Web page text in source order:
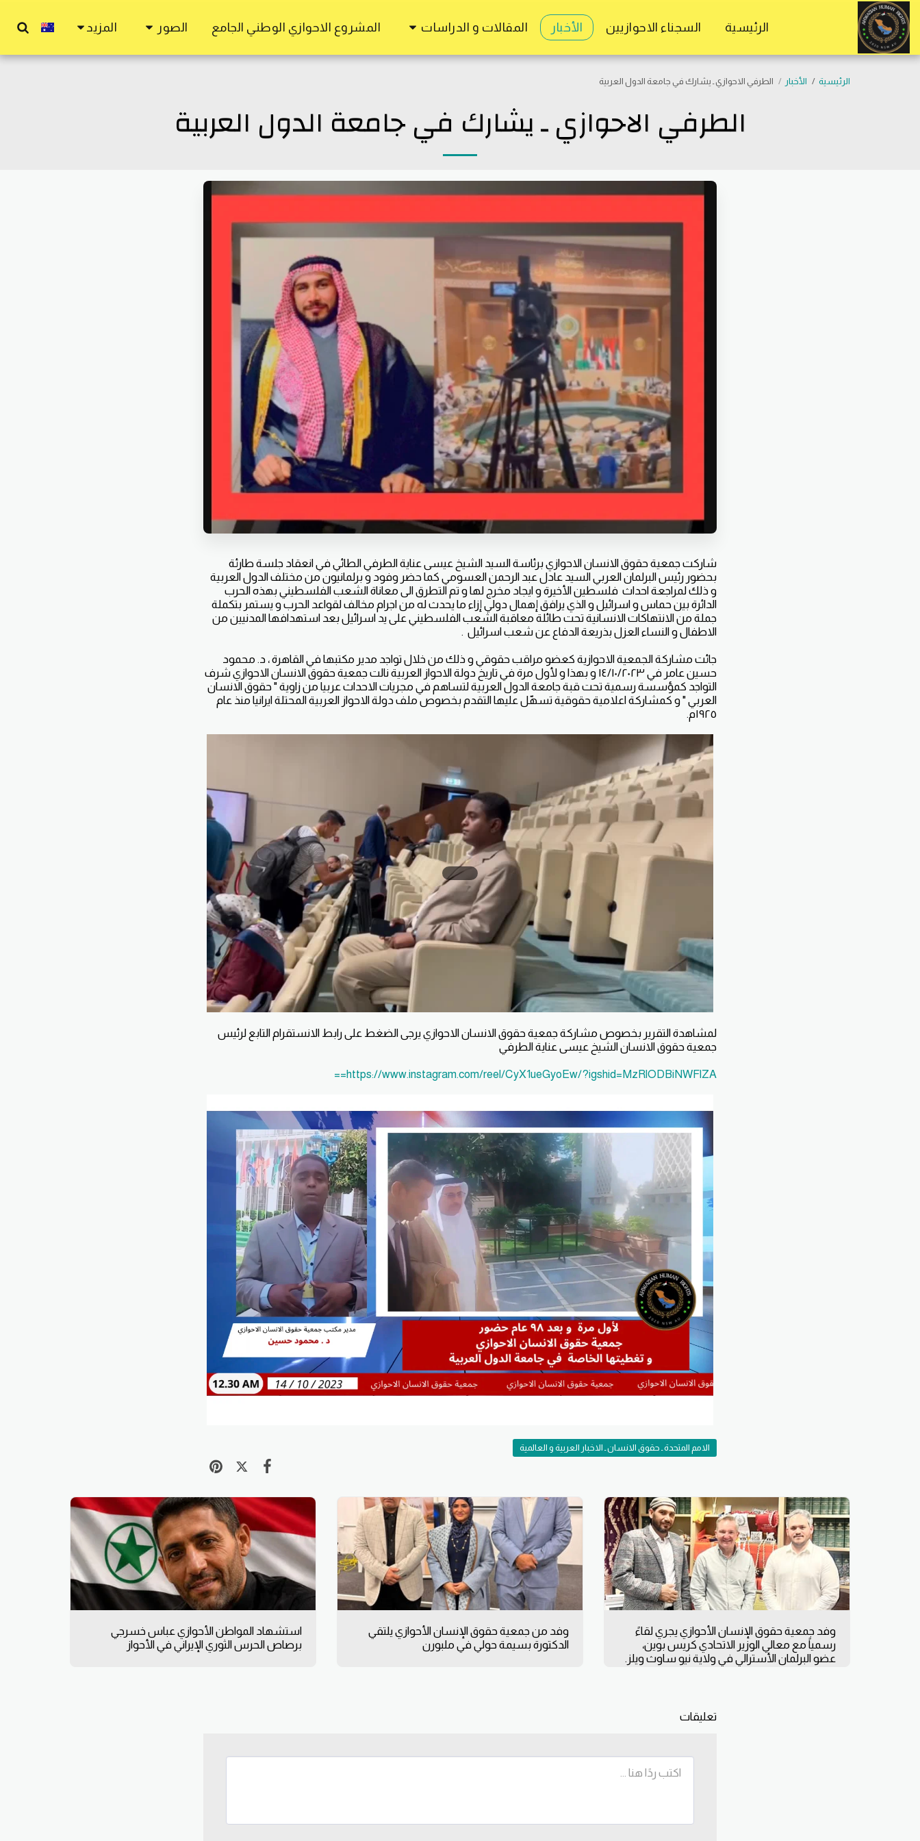
موقع المستقلين الاحوازيين
الرئيسية السجناء الاحوازيين الأخبار المقالات و الدراسات المشروع الاحوازي الوطني الجامع الصور المزيد
الرئيسية الأخبار الطرفي الاحوازي ـ يشارك في جامعة الدول العربية
الطرفي الاحوازي ـ يشارك في جامعة الدول العربية
شاركت جمعية حقوق الانسان الاحوازي برئاسة السيد الشيخ عيسى عناية الطرفي الطائي في انعقاد جلسة طارئة
بحضور رئيس البرلمان العربي السيد عادل عبد الرحمن العسومي كما حضر وفود و برلمانيون من مختلف الدول العربية
و ذلك لمراجعة احداث فلسطين الأخيرة و ايجاد مخرج لها و تم التطرق الى معاناة الشعب الفلسطيني بهذه الحرب
الدائرة بين حماس و اسرائيل و الذي يرافق إهمال دولي إزاء ما يحدث له من اجرام مخالف لقواعد الحرب و يستمر بتكملة
جملة من الانتهاكات الانسانية تحت طائلة معاقبة الشعب الفلسطيني على يد اسرائيل بعد استهدافها المدنيين من
الاطفال و النساء العزل بذريعة الدفاع عن شعب اسرائيل .
جائت مشاركة الجمعية الاحوازية كعضو مراقب حقوقي و ذلك من خلال تواجد مدير مكتبها في القاهرة ، د. محمود
حسين عامر في ١٤/١٠/٢٠٢٣ و بهذا و لأول مرة في تاريخ دولة الاحواز العربية نالت جمعية حقوق الانسان الاحوازي شرف
التواجد كمؤسسة رسمية تحت قبة جامعة الدول العربية لتساهم في مجريات الاحداث عربيا من زاوية " حقوق الانسان
العربي " و كمشاركة اعلامية حقوقية تسهّل عليها التقدم بخصوص ملف دولة الاحواز العربية المحتلة ايرانيا منذ عام
١٩٢٥م.
لمشاهدة التقرير بخصوص مشاركة جمعية حقوق الانسان الاحوازي يرجى الضغط على رابط الانستقرام التابع لرئيس
جمعية حقوق الانسان الشيخ عيسى عناية الطرفي
https://www.instagram.com/reel/CyX1ueGyoEw/?igshid=MzRlODBiNWFlZA==
الامم المتحدة ـ حقوق الانسان ـ الاخبار العربية و العالمية
وفد جمعية حقوق الإنسان الأحوازي يجري لقاءً
رسمياً مع معالي الوزير الاتحادي كريس بوين،
عضو البرلمان الأسترالي في ولاية نيو ساوث ويلز.
وفد من جمعية حقوق الإنسان الأحوازي يلتقي
الدكتورة بسيمة حولي في ملبورن
استشهاد المواطن الأحوازي عباس خسرجي
برصاص الحرس الثوري الإيراني في الأحواز
تعليقات